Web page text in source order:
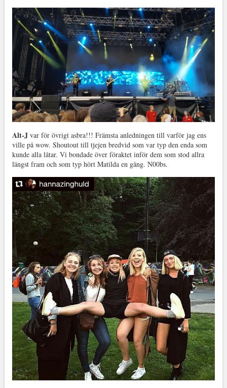
Alt-Jvar för övrigt asbra!!! Främsta anledningen till varför jag ens
ville på wow. Shoutout till tjejen bredvid som var typ den enda som
kunde alla låtar. Vi bondade över föraktet inför dem som stod allra
längst fram och som typ hört Matilda en gång. N00bs.